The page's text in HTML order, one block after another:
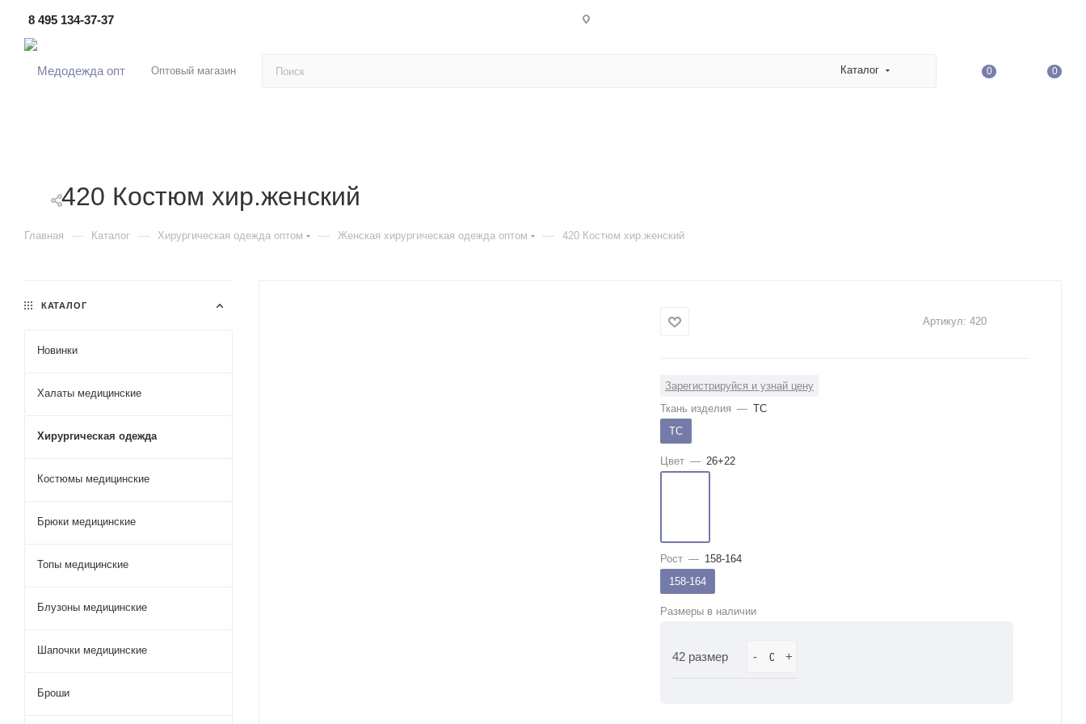
8 495 134-37-37
Оптовый магазин Каталог 0 0
420 Костюм хир.женский
Главная — Каталог — Хирургическая одежда оптом — Женская хирургическая одежда оптом — 420 Костюм хир.женский
Артикул: 420
Зарегистрируйся и узнай цену
Ткань изделия — ТС
ТС
Цвет — 26+22
Рост — 158-164
158-164
Размеры в наличии
42 размер - +
КАТАЛОГ
Новинки
Халаты медицинские
Хирургическая одежда
Костюмы медицинские
Брюки медицинские
Топы медицинские
Блузоны медицинские
Шапочки медицинские
Броши